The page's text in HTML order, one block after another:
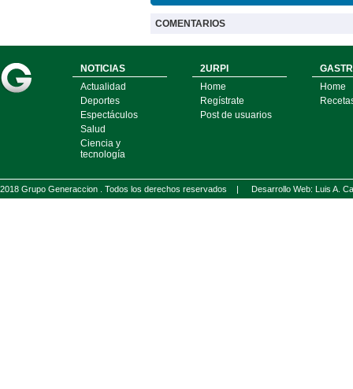
COMENTARIOS
NOTICIAS
Actualidad
Deportes
Espectáculos
Salud
Ciencia y
tecnología
2URPI
Home
Regístrate
Post de usuarios
Home
2018 Grupo Generaccion . Todos los derechos reservados | Desarrollo Web: Luis